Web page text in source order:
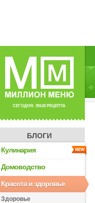
СЕГОДНЯ: 39142 РЕЦЕПТА
БЛОГИ
Кулинария
Домоводство
Красота и здоровье
Здоровье